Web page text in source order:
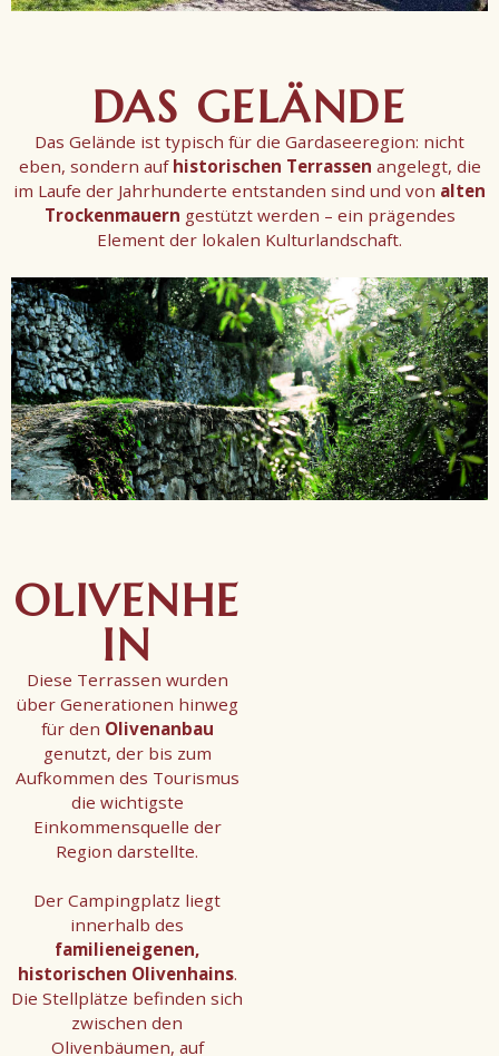
DAS GELÄNDE
Das Gelände ist typisch für die Gardaseeregion: nicht
eben, sondern auf historischen Terrassen angelegt, die
im Laufe der Jahrhunderte entstanden sind und von alten
Trockenmauern gestützt werden – ein prägendes
Element der lokalen Kulturlandschaft.
OLIVENHE
IN
Diese Terrassen wurden
über Generationen hinweg
für den Olivenanbau
genutzt, der bis zum
Aufkommen des Tourismus
die wichtigste
Einkommensquelle der
Region darstellte.
Der Campingplatz liegt
innerhalb des
familieneigenen,
historischen Olivenhains.
Die Stellplätze befinden sich
zwischen den
Olivenbäumen, auf